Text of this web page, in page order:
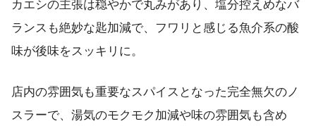
カエシの主張は穏やかで丸みがあり、塩分控えめなバ
ランスも絶妙な匙加減で、フワリと感じる魚介系の酸
味が後味をスッキリに。
店内の雰囲気も重要なスパイスとなった完全無欠のノ
スラーで、湯気のモクモク加減や味の雰囲気も含め